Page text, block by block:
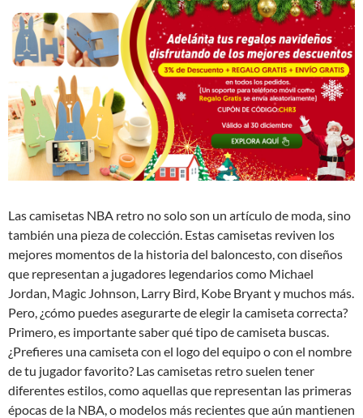
Las camisetas NBA retro no solo son un artículo de moda, sino
también una pieza de colección. Estas camisetas reviven los
mejores momentos de la historia del baloncesto, con diseños
que representan a jugadores legendarios como Michael
Jordan, Magic Johnson, Larry Bird, Kobe Bryant y muchos más.
Pero, ¿cómo puedes asegurarte de elegir la camiseta correcta?
Primero, es importante saber qué tipo de camiseta buscas.
¿Prefieres una camiseta con el logo del equipo o con el nombre
de tu jugador favorito? Las camisetas retro suelen tener
diferentes estilos, como aquellas que representan las primeras
épocas de la NBA, o modelos más recientes que aún mantienen